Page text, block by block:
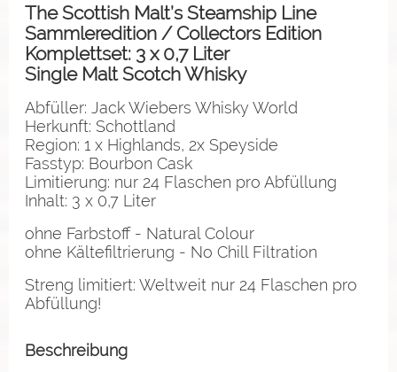
The Scottish Malt’s Steamship Line
Sammleredition / Collectors Edition
Komplettset: 3 x 0,7 Liter
Single Malt Scotch Whisky
Abfüller: Jack Wiebers Whisky World
Herkunft: Schottland
Region: 1 x Highlands, 2x Speyside
Fasstyp: Bourbon Cask
Limitierung: nur 24 Flaschen pro Abfüllung
Inhalt: 3 x 0,7 Liter
ohne Farbstoff - Natural Colour
ohne Kältefiltrierung - No Chill Filtration
Streng limitiert: Weltweit nur 24 Flaschen pro
Abfüllung!
Beschreibung